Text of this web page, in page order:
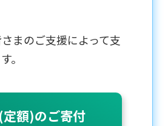
まのご支援によって支
。
額)のご寄付